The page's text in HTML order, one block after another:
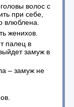
волос с
при себе,
влюблена.
женихов.
палец в
замуж в
– замуж не